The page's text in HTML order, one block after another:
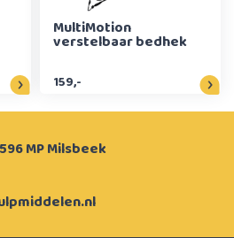
MultiMotion
verstelbaar bedhek
159,-
MP Milsbeek